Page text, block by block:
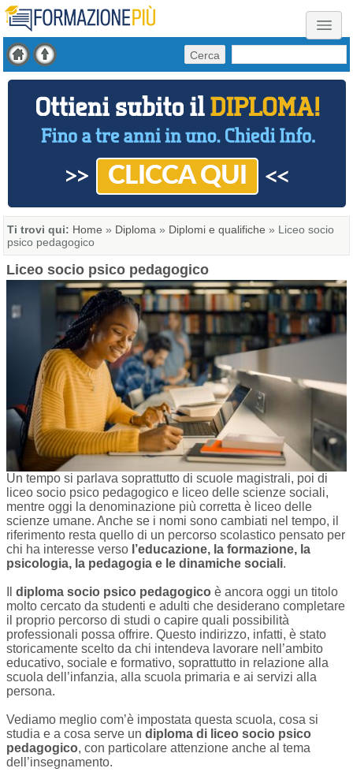
Cerca
Ti trovi qui: Home » Diploma » Diplomi e qualifiche » Liceo socio
psico pedagogico
Liceo socio psico pedagogico
Un tempo si parlava soprattutto di scuole magistrali, poi di
liceo socio psico pedagogico e liceo delle scienze sociali,
mentre oggi la denominazione più corretta è liceo delle
scienze umane. Anche se i nomi sono cambiati nel tempo, il
riferimento resta quello di un percorso scolastico pensato per
chi ha interesse verso l’educazione, la formazione, la
psicologia, la pedagogia e le dinamiche sociali.
diploma socio psico pedagogico è ancora oggi un titolo
molto cercato da studenti e adulti che desiderano completare
il proprio percorso di studi o capire quali possibilità
professionali possa offrire. Questo indirizzo, infatti, è stato
storicamente scelto da chi intendeva lavorare nell’ambito
educativo, sociale e formativo, soprattutto in relazione alla
scuola dell’infanzia, alla scuola primaria e ai servizi alla
persona.
Vediamo meglio com’è impostata questa scuola, cosa si
studia e a cosa serve un diploma di liceo socio psico
pedagogico, con particolare attenzione anche al tema
dell’insegnamento.